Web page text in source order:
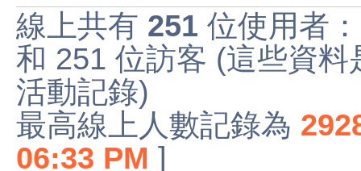
線上共有 251 位使用者
和 251 位訪客 (這些資
活動記錄)
最高線上人數記錄為
06:33 PM ]